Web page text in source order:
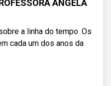
ANGELA
a linha do tempo. Os
cada um dos anos da